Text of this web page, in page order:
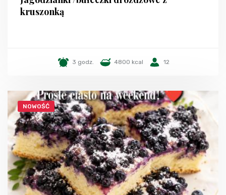
kruszonką
3 godz. 4800 kcal 12
NOWOŚĆ